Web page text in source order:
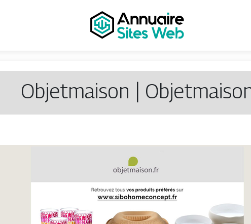
Objetmaison |